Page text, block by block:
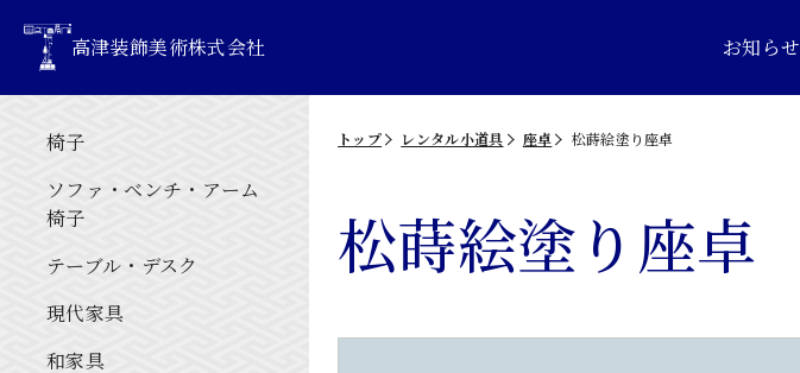
高津装飾美術株式会社 お知らせ
椅子
ソファ・ベンチ・アーム
椅子
テーブル・デスク
現代家具
和家具
トップ レンタル小道具 座卓 松蒔絵塗り座卓
松蒔絵塗り座卓